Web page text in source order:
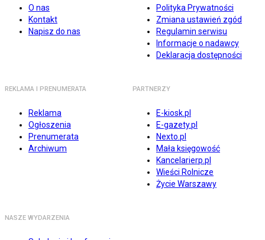
O nas
Kontakt
Napisz do nas
Polityka Prywatności
Zmiana ustawień zgód
Regulamin serwisu
Informacje o nadawcy
Deklaracja dostępności
REKLAMA I PRENUMERATA
Reklama
Ogłoszenia
Prenumerata
Archiwum
PARTNERZY
E-kiosk.pl
E-gazety.pl
Nexto.pl
Mała księgowość
Kancelarierp.pl
Wieści Rolnicze
Życie Warszawy
NASZE WYDARZENIA